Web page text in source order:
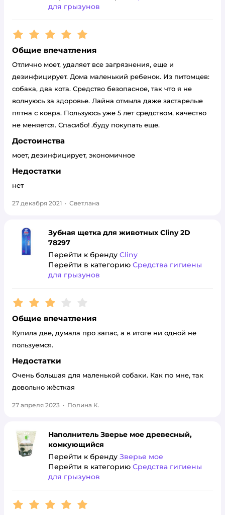
для грызунов
Рейтинг:5
Общие впечатления
Отлично моет, удаляет все загрязнения, еще и
дезинфицирует. Дома маленький ребенок. Из питомцев:
собака, два кота. Средство безопасное, так что я не
волнуюсь за здоровье. Лайна отмыла даже застарелые
пятна с ковра. Пользуюсь уже 5 лет средством, качество
не меняется. Спасибо! .буду покупать еще.
Достоинства
моет, дезинфицирует, экономичное
Недостатки
нет
27 декабря 2021 · Светлана
Зубная щетка для животных Cliny 2D
78297
Перейти к бренду Cliny
Перейти в категорию Средства гигиены
для грызунов
Рейтинг:3
Общие впечатления
Купила две, думала про запас, а в итоге ни одной не
пользуемся.
Недостатки
Очень большая для маленькой собаки. Как по мне, так
довольно жёсткая
27 апреля 2023 · Полина К.
Наполнитель Зверье мое древесный,
комкующийся
Перейти к бренду Зверье мое
Перейти в категорию Средства гигиены
для грызунов
Рейтинг:5